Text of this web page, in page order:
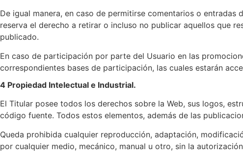
De igual manera, en caso de permitirse comentarios o
reserva el derecho a retirar o incluso no publicar aquellos que
publicado.
En caso de participación por parte del Usuario en las
correspondientes bases de participación, las cuales estarán
4 Propiedad Intelectual e Industrial.
El Titular posee todos los derechos sobre la Web, sus logos,
código fuente. Todos estos elementos, además de las
Queda prohibida cualquier reproducción, adaptación,
por cualquier medio, mecánico, manual u otro, sin la